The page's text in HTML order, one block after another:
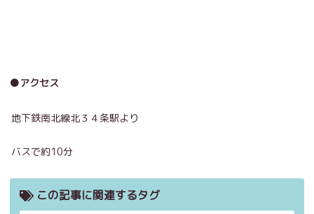
●アクセス
地下鉄南北線北３４条駅より
バスで約10分
この記事に関連するタグ